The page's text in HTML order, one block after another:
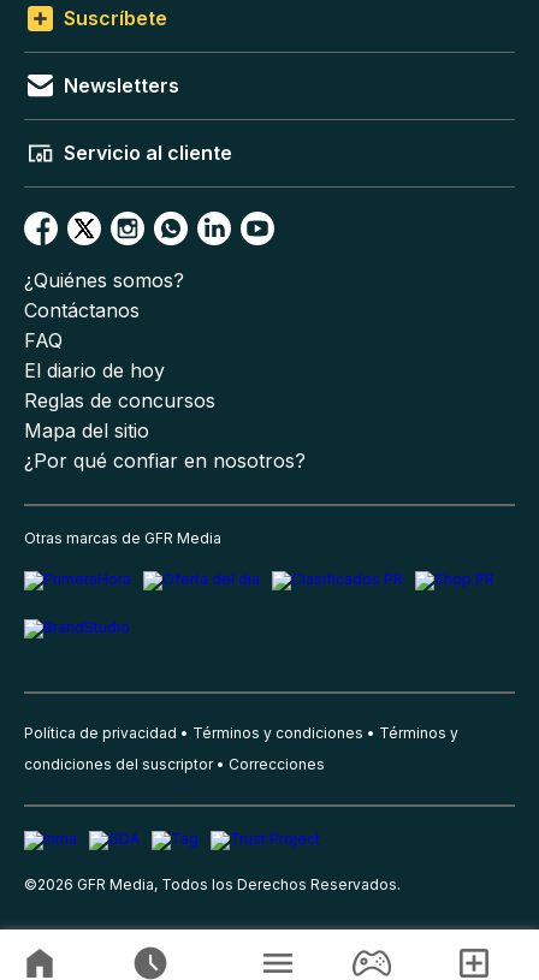
Suscríbete
Newsletters
Servicio al cliente
¿Quiénes somos?
Contáctanos
FAQ
El diario de hoy
Reglas de concursos
Mapa del sitio
¿Por qué confiar en nosotros?
Otras marcas de GFR Media
Política de privacidad Términos y condiciones
Términos y
condiciones del suscriptor
Correcciones
©2026 GFR Media, Todos los Derechos Reservados.